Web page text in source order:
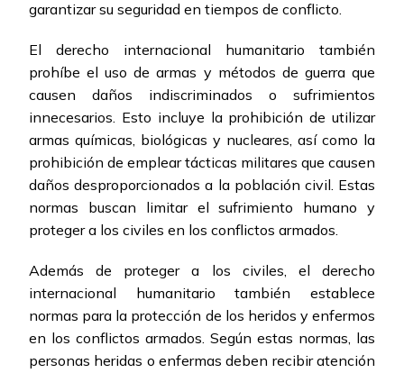
garantizar su seguridad en tiempos de conflicto.
El derecho internacional humanitario también
prohíbe el uso de armas y métodos de guerra que
causen daños indiscriminados o sufrimientos
innecesarios. Esto incluye la prohibición de utilizar
armas químicas, biológicas y nucleares, así como la
prohibición de emplear tácticas militares que causen
daños desproporcionados a la población civil. Estas
normas buscan limitar el sufrimiento humano y
proteger a los civiles en los conflictos armados.
Además de proteger a los civiles, el derecho
internacional humanitario también establece
normas para la protección de los heridos y enfermos
en los conflictos armados. Según estas normas, las
personas heridas o enfermas deben recibir atención